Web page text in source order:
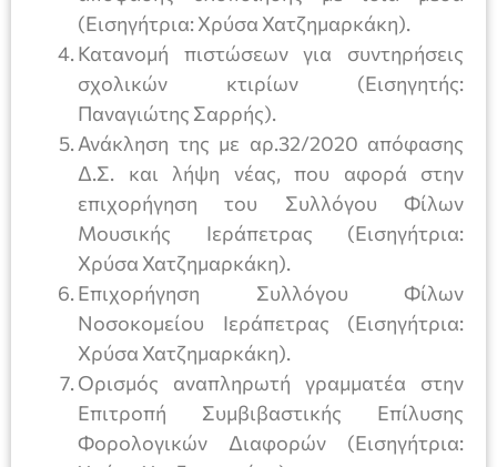
(Εισηγήτρια: Χρύσα Χατζημαρκάκη).
Κατανομή πιστώσεων για συντηρήσεις
σχολικών κτιρίων (Εισηγητής:
Παναγιώτης Σαρρής).
Ανάκληση της με αρ.32/2020 απόφασης
Δ.Σ. και λήψη νέας, που αφορά στην
επιχορήγηση του Συλλόγου Φίλων
Μουσικής Ιεράπετρας (Εισηγήτρια:
Χρύσα Χατζημαρκάκη).
Επιχορήγηση Συλλόγου Φίλων
Νοσοκομείου Ιεράπετρας (Εισηγήτρια:
Χρύσα Χατζημαρκάκη).
Ορισμός αναπληρωτή γραμματέα στην
Επιτροπή Συμβιβαστικής Επίλυσης
Φορολογικών Διαφορών (Εισηγήτρια: